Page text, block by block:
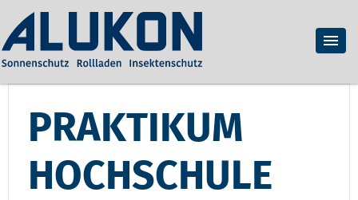
PRAKTIKUM
HOCHSCHULE